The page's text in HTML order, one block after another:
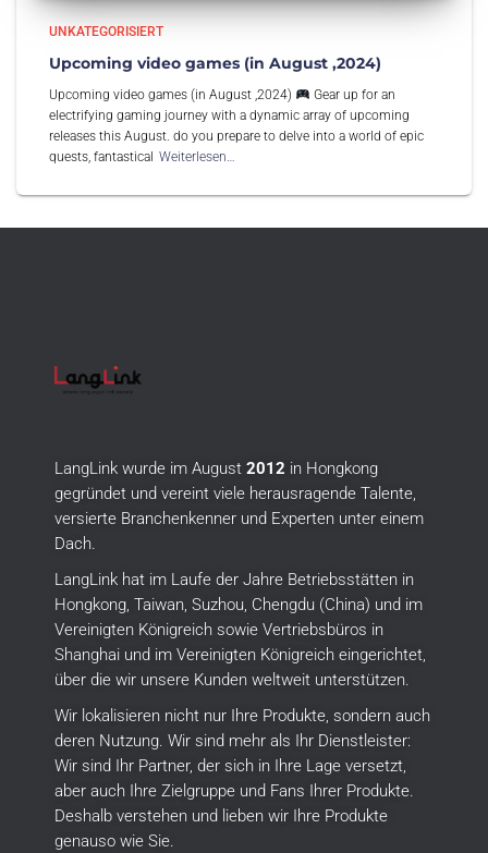
UNKATEGORISIERT
Upcoming video games (in August ,2024)
Upcoming video games (in August ,2024)
Gear up for an
electrifying gaming journey with a dynamic array of upcoming
releases this August. do you prepare to delve into a world of epic
quests, fantastical Weiterlesen…
LangLink wurde im August 2012 in Hongkong
gegründet und vereint viele herausragende Talente,
versierte Branchenkenner und Experten unter einem
Dach.
LangLink hat im Laufe der Jahre Betriebsstätten in
Hongkong, Taiwan, Suzhou, Chengdu (China) und im
Vereinigten Königreich sowie Vertriebsbüros in
Shanghai und im Vereinigten Königreich eingerichtet,
über die wir unsere Kunden weltweit unterstützen.
Wir lokalisieren nicht nur Ihre Produkte, sondern auch
deren Nutzung. Wir sind mehr als Ihr Dienstleister:
Wir sind Ihr Partner, der sich in Ihre Lage versetzt,
aber auch Ihre Zielgruppe und Fans Ihrer Produkte.
Deshalb verstehen und lieben wir Ihre Produkte
genauso wie Sie.